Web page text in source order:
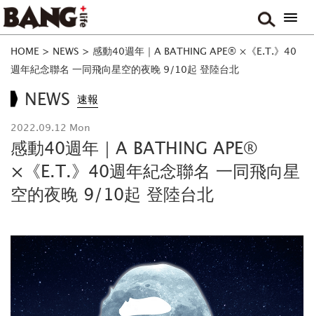
HOME > NEWS > 感動40週年｜A BATHING APE® ×《E.T.》40
週年紀念聯名 一同飛向星空的夜晚 9/10起 登陸台北
NEWS 速報
2022.09.12 Mon
感動40週年｜A BATHING APE®
×《E.T.》40週年紀念聯名 一同飛向星
空的夜晚 9/10起 登陸台北